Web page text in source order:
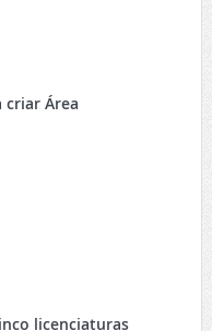
criar Área
licenciaturas